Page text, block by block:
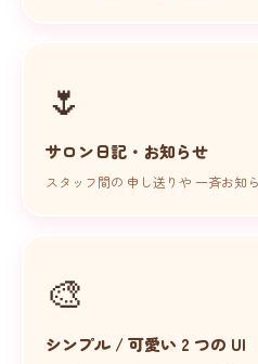
🌷
サロン日記・お知らせ
スタッフ間の 申し送りや 一斉お知
🎨
シンプル / 可愛い 2 つの UI